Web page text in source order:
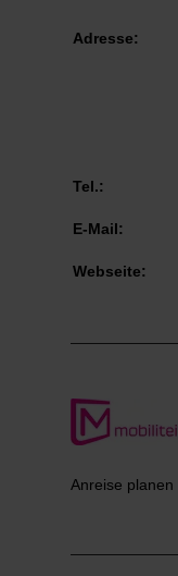
Adresse:
Tel.:
E-Mail:
Webseite:
Anreise planen